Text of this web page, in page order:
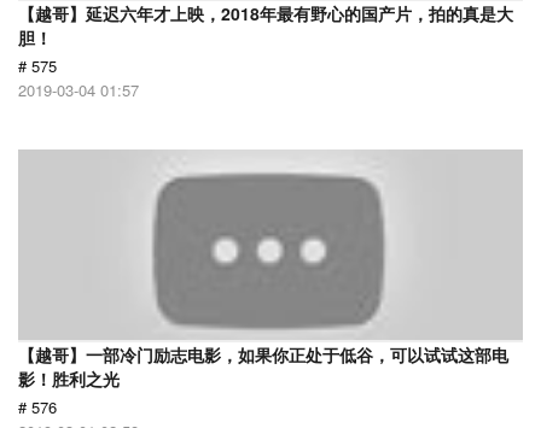
【越哥】延迟六年才上映，2018年最有野心的国产片，拍的真是大
胆！
# 575
2019-03-04 01:57
【越哥】一部冷门励志电影，如果你正处于低谷，可以试试这部电
影！胜利之光
# 576